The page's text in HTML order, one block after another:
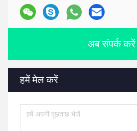
अब संपर्क करें
हमें मेल करें